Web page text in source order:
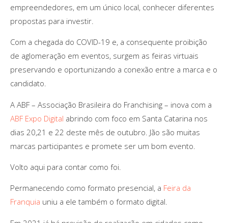
empreendedores, em um único local, conhecer diferentes
propostas para investir.
Com a chegada do COVID-19 e, a consequente proibição
de aglomeração em eventos, surgem as feiras virtuais
preservando e oportunizando a conexão entre a marca e o
candidato.
A ABF – Associação Brasileira do Franchising – inova com a
ABF Expo Digital abrindo com foco em Santa Catarina nos
dias 20,21 e 22 deste mês de outubro. Jão são muitas
marcas participantes e promete ser um bom evento.
Volto aqui para contar como foi.
Permanecendo como formato presencial, a Feira da
Franquia uniu a ele também o formato digital.